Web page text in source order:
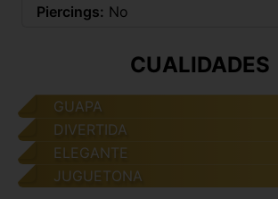
Piercings: No
CUALIDADES
GUAPA
DIVERTIDA
ELEGANTE
JUGUETONA